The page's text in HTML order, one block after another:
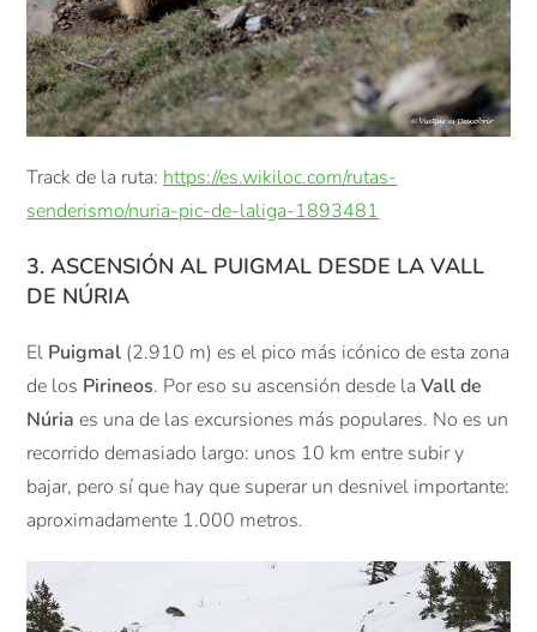
Track de la ruta: https://es.wikiloc.com/rutas-
senderismo/nuria-pic-de-laliga-1893481
3. ASCENSIÓN AL PUIGMAL DESDE LA VALL
DE NÚRIA
El Puigmal (2.910 m) es el pico más icónico de esta zona
de los Pirineos. Por eso su ascensión desde laVall de
Núria es una de las excursiones más populares. No es un
recorrido demasiado largo: unos 10 km entre subir y
bajar, pero sí que hay que superar un desnivel importante:
aproximadamente 1.000 metros.